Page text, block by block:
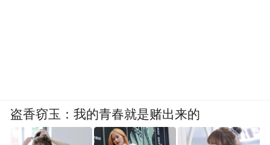
盗香窃玉：我的青春就是赌出来的